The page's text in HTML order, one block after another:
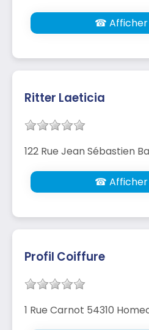
☎ Afficher
Ritter Laeticia
122 Rue Jean Sébastien
☎ Afficher
Profil Coiffure
1 Rue Carnot 54310